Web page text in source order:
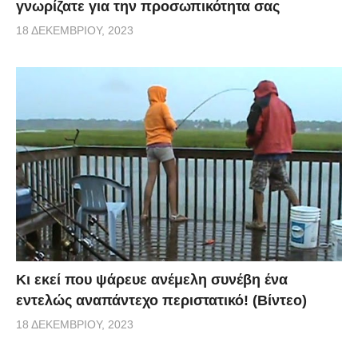
γνωρίζατε για την προσωπικότητα σας
18 ΔΕΚΕΜΒΡΊΟΥ, 2023
Κι εκεί που ψάρευε ανέμελη συνέβη ένα
εντελώς αναπάντεχο περιστατικό! (Βίντεο)
18 ΔΕΚΕΜΒΡΊΟΥ, 2023